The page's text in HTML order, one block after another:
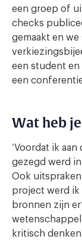
een groep of
checks
gemaakt en
een student
een
Wat heb
‘Voordat ik
gezegd werd in
Ook
project werd ik
bronnen zijn
kritisch